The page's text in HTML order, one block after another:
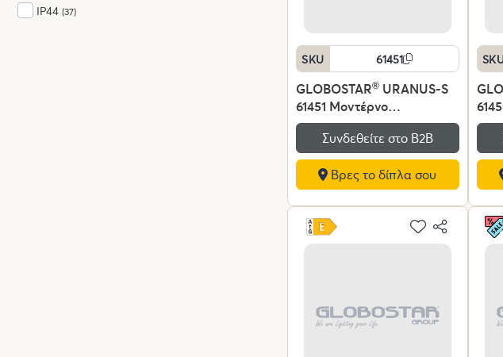
IP44 (37)
SKU 61451
GLOBOSTAR® URANUS-S
61451 Μοντέρνο
Επιτραπέζιο Φωτιστικό
Πορτατίφ με Ντουί 2 x E27
AC 220-240V IP20 - Χρυσό
- Μ25 x Π25 x Υ39cm
Συνδεθείτε στο Β2Β
Βρες το δίπλα σου
AC
-